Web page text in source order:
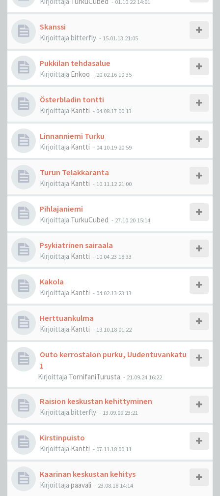
Skanssi
Kirjoittaja bitterfly - 15.01.13 21:05
Pukkilan tehdasalue
Kirjoittaja Enkoo - 20.02.16 10:35
Österbladin tontti
Kirjoittaja Kantti - 04.08.17 00:13
Linnanniemi Turku
Kirjoittaja Kantti - 04.10.19 20:59
Turun Telakkaranta
Kirjoittaja Kantti - 10.11.12 21:00
Pihlajaniemi
Kirjoittaja TurkuCubed - 27.10.20 15:14
Psykiatrinen sairaala
Kirjoittaja Kantti - 10.04.23 18:33
Kakola
Kirjoittaja Kantti - 04.02.13 23:13
Herttuankulma
Kirjoittaja Kantti - 19.10.18 01:22
Outo kerrostalon purku, Uudentuvankatu
1
Kirjoittaja TornifaniTurusta - 21.09.24 16:22
Raision keskustan kehittyminen
Kirjoittaja bitterfly - 13.09.09 23:21
Kirstinpuisto
Kirjoittaja Kantti - 07.11.18 00:11
Kaarinan keskustan kehitys
Kirjoittaja paavali - 23.08.18 14:14